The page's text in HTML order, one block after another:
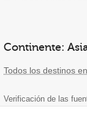
Continente:
Todos los destinos
Verificación de las